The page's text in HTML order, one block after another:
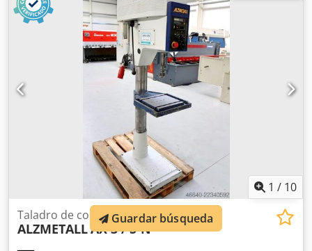
infinitamente variable 45 - 1325 rpm 5 avances 0,1, 0,14,
0,2, 0,28, 0,4 mm/rev Tamaño de la mesa 880 x 660 mm
Potencia del motor 3 kW Dimensiones L x A x A 880 x 1200 x
2500 mm Peso de la máquina 1400 kg Accesorios /
Particularidades - Regulación continua de la velocidad
mediante engranaje PIV y reductor - Mesa de sujeción
grande de 880 x 660 mm - Avance mediante palanca en
cruz Chedpet Uzk Rsfx Acgoa - Gran ajuste de la
profundidad de taladrado con tope fijo de 240 mm - Mesa
giratoria - Interruptor de parada de emergencia - Sistema
de refrigeración Siegfried Volz Máquinas-Herramienta
Rüschebrinkstr. 151-153 DE - 44143 Dortmund - Wambel
1 / 10
Taladro de columna
ALZMETALLAX 3 / S-N
Guardar búsqueda